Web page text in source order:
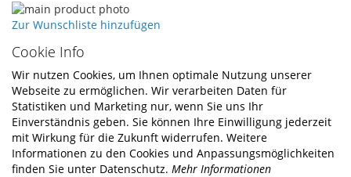
Cookie Info
Wir nutzen Cookies, um Ihnen optimale Nutzung unserer
Webseite zu ermöglichen. Wir verarbeiten Daten für
Statistiken und Marketing nur, wenn Sie uns Ihr
Einverständnis geben. Sie können Ihre Einwilligung jederzeit
mit Wirkung für die Zukunft widerrufen. Weitere
Informationen zu den Cookies und Anpassungsmöglichkeiten
finden Sie unter Datenschutz. Mehr Informationen
Skip
to
end
of
the
images
gallery
Skip
the
beginning
of
the
images
gallery
Zur Wunschliste hinzufügen